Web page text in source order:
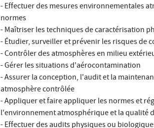
- Effectuer des mesures environnementales
normes
- Maîtriser les techniques de caractérisation
- Étudier, surveiller et prévenir les risques de
- Contrôler des atmosphères en milieu
- Gérer les situations d'aérocontamination
- Assurer la conception, l'audit et la
atmosphère contrôlée
- Appliquer et faire appliquer les normes et
l'environnement atmosphérique et la qualité
- Effectuer des audits physiques ou